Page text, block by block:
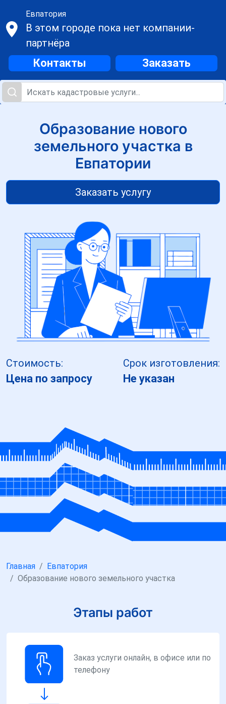
Евпатория
В этом городе пока нет компании-
партнёра
Контакты Заказать
Образование нового
земельного участка в
Евпатории
Заказать услугу
Стоимость:
Цена по запросу
Срок изготовления:
Не указан
Главная
Евпатория
Образование нового земельного участка
Этапы работ
Заказ услуги онлайн, в офисе или по
телефону